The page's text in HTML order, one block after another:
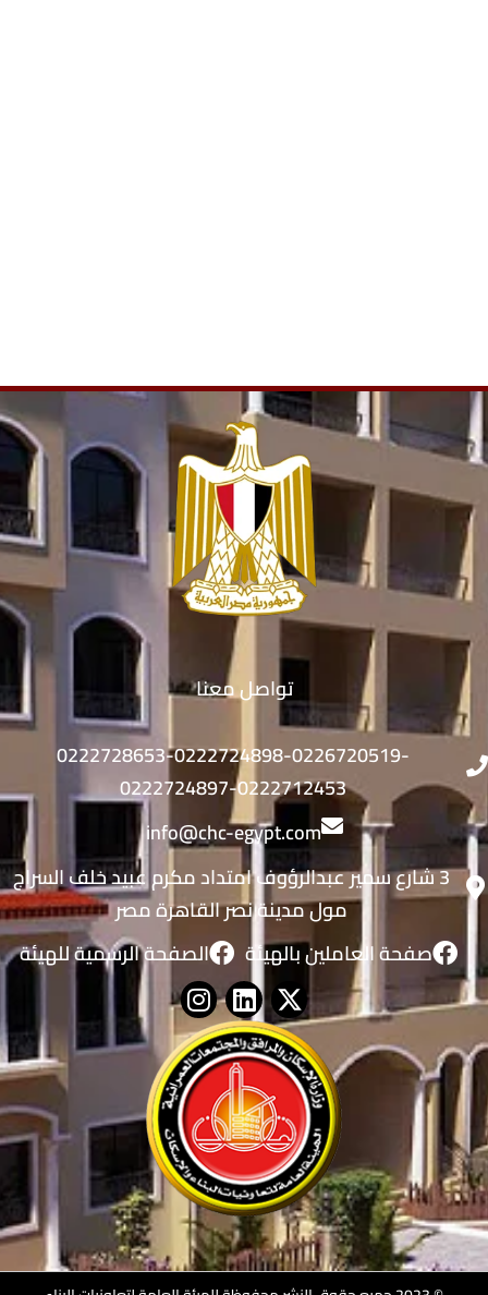
تواصل معنا
0222728653-0222724898-0226720519-
0222724897-0222712453
info@chc-egypt.com
3 شارع سمير عبدالرؤوف امتداد مكرم عبيد خلف السراج
مول مدينة نصر القاهرة مصر
صفحة العاملين بالهيئة
الصفحة الرسمية للهيئة